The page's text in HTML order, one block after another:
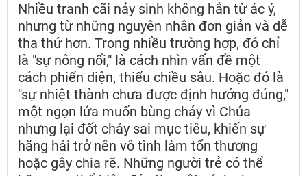
Nhiều tranh cãi nảy sinh không hẳn từ ác ý,
nhưng từ những nguyên nhân đơn giản và dễ
tha thứ hơn. Trong nhiều trường hợp, đó chỉ
là "sự nông nổi," là cách nhìn vấn đề một
cách phiến diện, thiếu chiều sâu. Hoặc đó là
"sự nhiệt thành chưa được định hướng đúng,"
một ngọn lửa muốn bùng cháy vì Chúa
nhưng lại đốt cháy sai mục tiêu, khiến sự
hăng hái trở nên vô tình làm tổn thương
hoặc gây chia rẽ. Những người trẻ có thể